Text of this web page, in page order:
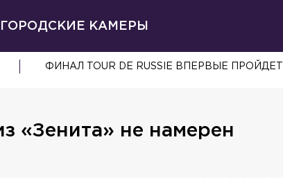
ГОРОДСКИЕ КАМЕРЫ
ФИНАЛ TOUR DE RUSSIE ВПЕРВЫЕ
«Зенита» не намерен